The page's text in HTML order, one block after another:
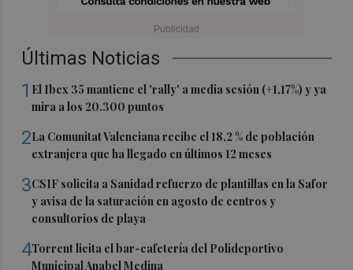
Últimas Noticias
1 El Ibex 35 mantiene el 'rally' a media sesión (+1,17%) y ya
mira a los 20.300 puntos
2La Comunitat Valenciana recibe el 18,2 % de población
extranjera que ha llegado en últimos 12 meses
3CSIF solicita a Sanidad refuerzo de plantillas en la Safor
y avisa de la saturación en agosto de centros y
consultorios de playa
4Torrent licita el bar-cafetería del Polideportivo
Municipal Anabel Medina